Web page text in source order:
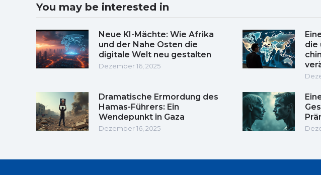
You may be interested in
Neue KI-Mächte: Wie Afrika
und der Nahe Osten die
digitale Welt neu gestalten
Dezember 16, 2025
die
Dramatische Ermordung des
Hamas-Führers: Ein
Wendepunkt in Gaza
Dezember 16, 2025